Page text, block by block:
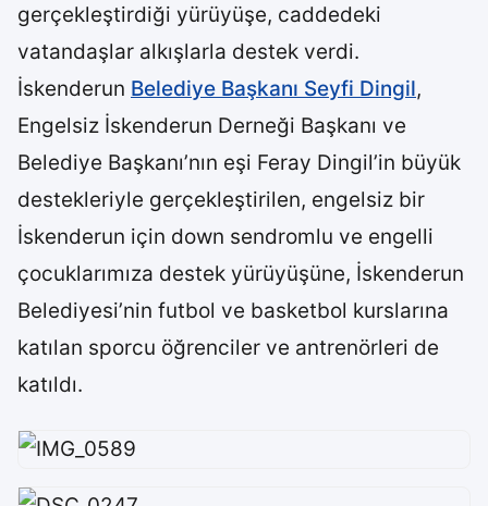
gerçekleştirdiği yürüyüşe, caddedeki
vatandaşlar alkışlarla destek verdi.
İskenderun Belediye Başkanı Seyfi Dingil,
Engelsiz İskenderun Derneği Başkanı ve
Belediye Başkanı’nın eşi Feray Dingil’in büyük
destekleriyle gerçekleştirilen, engelsiz bir
İskenderun için down sendromlu ve engelli
çocuklarımıza destek yürüyüşüne, İskenderun
Belediyesi’nin futbol ve basketbol kurslarına
katılan sporcu öğrenciler ve antrenörleri de
katıldı.